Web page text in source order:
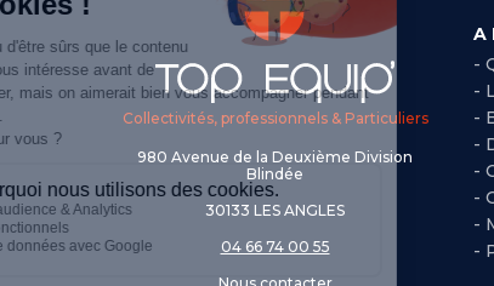
Collectivités, professionnels & Particuliers
980 Avenue de la Deuxième Division
Blindée
30133 LES ANGLES
04 66 74 00 55
A
-
-
-
-
-
-
-
-